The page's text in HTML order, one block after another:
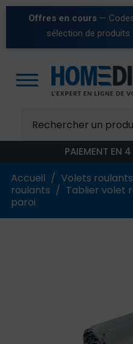
Offres en cours —
sélection de produits
PAIEMENT EN
Accueil Volets roulants
roulants
Tablier volet
paroi